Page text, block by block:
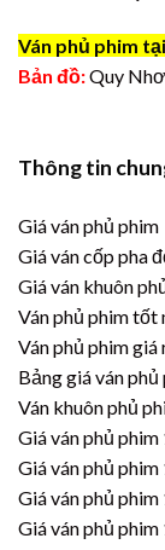
Ván phủ phim
Bản đồ:Quy
Thông tin
Giá ván phủ phim
Giá ván cốp pha
Giá ván khuôn
Ván phủ phim tốt
Ván phủ phim giá
Bảng giá ván
Ván khuôn phủ
Giá ván phủ phim
Giá ván phủ phim
Giá ván phủ phim
Giá ván phủ phim